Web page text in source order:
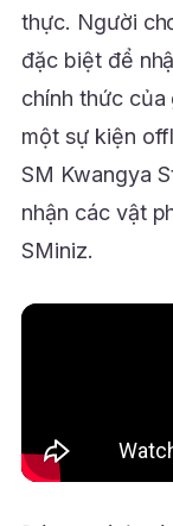
thực. Người
đặc biệt để
chính thức của
một sự kiện
SM Kwangya
nhận các vật
SMiniz.